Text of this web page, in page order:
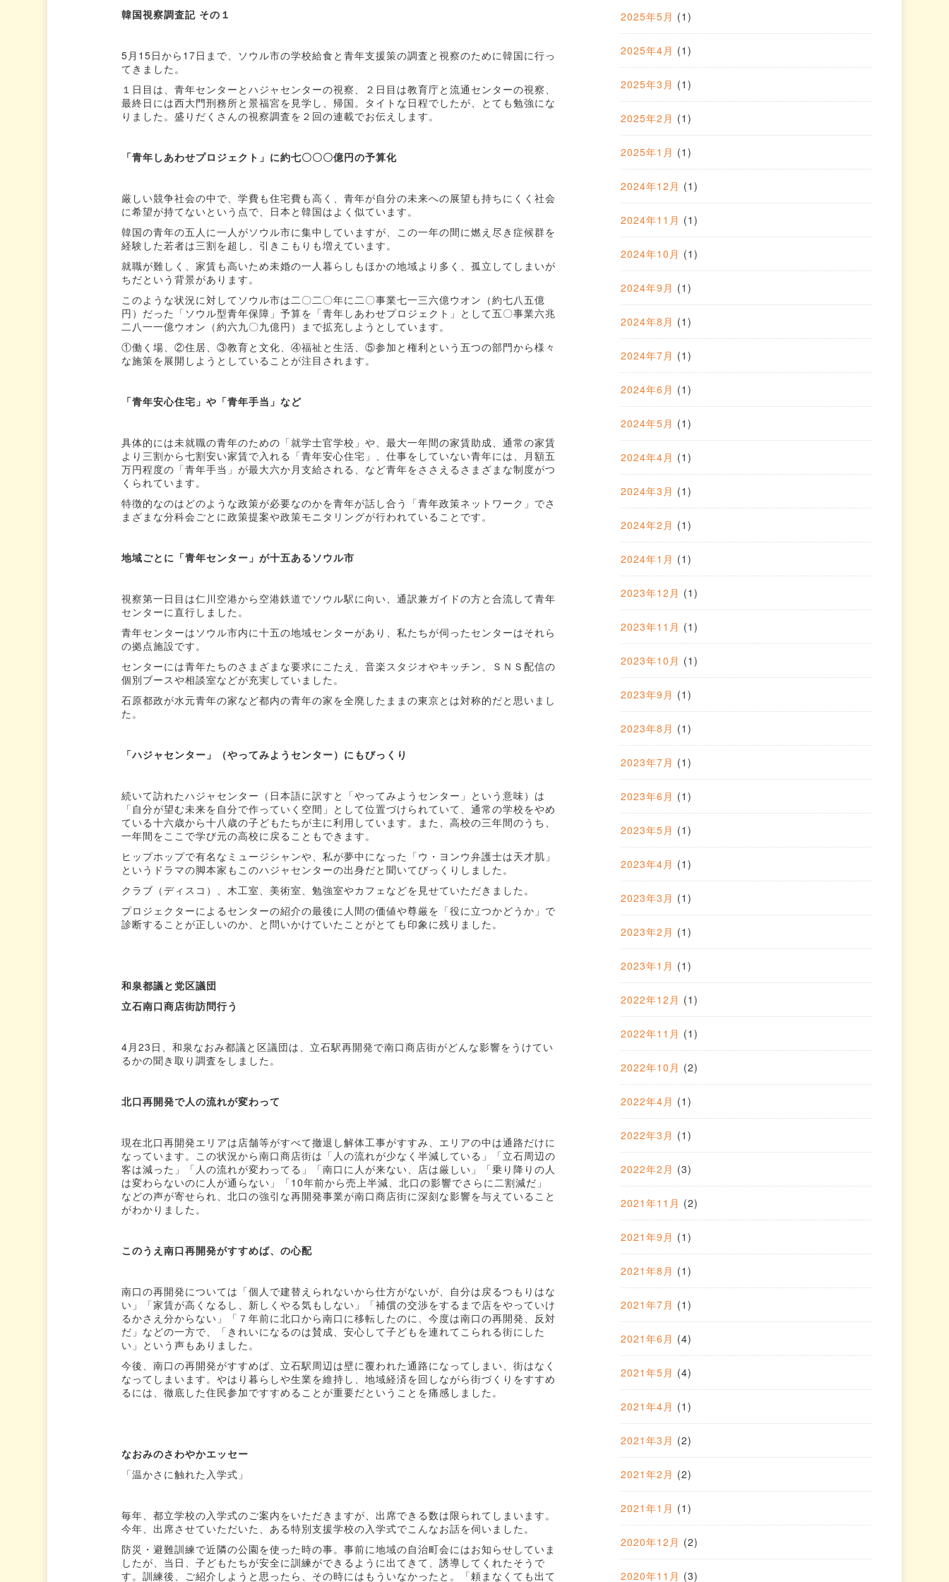
韓国視察調査記 その１
5月15日から17日まで、ソウル市の学校給食と青年支援策の調査と視察のために韓国に行っ
てきました。
１日目は、青年センターとハジャセンターの視察、２日目は教育庁と流通センターの視察、
最終日には西大門刑務所と景福宮を見学し、帰国。タイトな日程でしたが、とても勉強にな
りました。盛りだくさんの視察調査を２回の連載でお伝えします。
「青年しあわせプロジェクト」に約七〇〇〇億円の予算化
厳しい競争社会の中で、学費も住宅費も高く、青年が自分の未来への展望も持ちにくく社会
に希望が持てないという点で、日本と韓国はよく似ています。
韓国の青年の五人に一人がソウル市に集中していますが、この一年の間に燃え尽き症候群を
経験した若者は三割を超し、引きこもりも増えています。
就職が難しく、家賃も高いため未婚の一人暮らしもほかの地域より多く、孤立してしまいが
ちだという背景があります。
このような状況に対してソウル市は二〇二〇年に二〇事業七一三六億ウオン（約七八五億
円）だった「ソウル型青年保障」予算を「青年しあわせプロジェクト」として五〇事業六兆
二八一一億ウオン（約六九〇九億円）まで拡充しようとしています。
①働く場、②住居、③教育と文化、④福祉と生活、⑤参加と権利という五つの部門から様々
な施策を展開しようとしていることが注目されます。
「青年安心住宅」や「青年手当」など
具体的には未就職の青年のための「就学士官学校」や、最大一年間の家賃助成、通常の家賃
より三割から七割安い家賃で入れる「青年安心住宅」、仕事をしていない青年には、月額五
万円程度の「青年手当」が最大六か月支給される、など青年をささえるさまざまな制度がつ
くられています。
特徴的なのはどのような政策が必要なのかを青年が話し合う「青年政策ネットワーク」でさ
まざまな分科会ごとに政策提案や政策モニタリングが行われていることです。
地域ごとに「青年センター」が十五あるソウル市
視察第一日目は仁川空港から空港鉄道でソウル駅に向い、通訳兼ガイドの方と合流して青年
センターに直行しました。
青年センターはソウル市内に十五の地域センターがあり、私たちが伺ったセンターはそれら
の拠点施設です。
センターには青年たちのさまざまな要求にこたえ、音楽スタジオやキッチン、ＳＮＳ配信の
個別ブースや相談室などが充実していました。
石原都政が水元青年の家など都内の青年の家を全廃したままの東京とは対称的だと思いまし
た。
「ハジャセンター」（やってみようセンター）にもびっくり
続いて訪れたハジャセンター（日本語に訳すと「やってみようセンター」という意味）は
「自分が望む未来を自分で作っていく空間」として位置づけられていて、通常の学校をやめ
ている十六歳から十八歳の子どもたちが主に利用しています。また、高校の三年間のうち、
一年間をここで学び元の高校に戻ることもできます。
ヒップホップで有名なミュージシャンや、私が夢中になった「ウ・ヨンウ弁護士は天才肌」
というドラマの脚本家もこのハジャセンターの出身だと聞いてびっくりしました。
クラブ（ディスコ）、木工室、美術室、勉強室やカフェなどを見せていただきました。
プロジェクターによるセンターの紹介の最後に人間の価値や尊厳を「役に立つかどうか」で
診断することが正しいのか、と問いかけていたことがとても印象に残りました。
和泉都議と党区議団
立石南口商店街訪問行う
4月23日、和泉なおみ都議と区議団は、立石駅再開発で南口商店街がどんな影響をうけてい
るかの聞き取り調査をしました。
北口再開発で人の流れが変わって
現在北口再開発エリアは店舗等がすべて撤退し解体工事がすすみ、エリアの中は通路だけに
なっています。この状況から南口商店街は「人の流れが少なく半減している」「立石周辺の
客は減った」「人の流れが変わってる」「南口に人が来ない、店は厳しい」「乗り降りの人
は変わらないのに人が通らない」「10年前から売上半減、北口の影響でさらに二割減だ」
などの声が寄せられ、北口の強引な再開発事業が南口商店街に深刻な影響を与えていること
がわかりました。
このうえ南口再開発がすすめば、の心配
南口の再開発については「個人で建替えられないから仕方がないが、自分は戻るつもりはな
い」「家賃が高くなるし、新しくやる気もしない」「補償の交渉をするまで店をやっていけ
るかさえ分からない」「７年前に北口から南口に移転したのに、今度は南口の再開発、反対
だ」などの一方で、「きれいになるのは賛成、安心して子どもを連れてこられる街にした
い」という声もありました。
今後、南口の再開発がすすめば、立石駅周辺は壁に覆われた通路になってしまい、街はなく
なってしまいます。やはり暮らしや生業を維持し、地域経済を回しながら街づくりをすすめ
るには、徹底した住民参加ですすめることが重要だということを痛感しました。
なおみのさわやかエッセー
「温かさに触れた入学式」
毎年、都立学校の入学式のご案内をいただきますが、出席できる数は限られてしまいます。
今年、出席させていただいた、ある特別支援学校の入学式でこんなお話を伺いました。
防災・避難訓練で近隣の公園を使った時の事。事前に地域の自治町会にはお知らせしていま
したが、当日、子どもたちが安全に訓練ができるように出てきて、誘導してくれたそうで
す。訓練後、ご紹介しようと思ったら、その時にはもういなかったと。「頼まなくても出て
2025年5月 (1)
2025年4月 (1)
2025年3月 (1)
2025年2月 (1)
2025年1月 (1)
2024年12月 (1)
2024年11月 (1)
2024年10月 (1)
2024年9月 (1)
2024年8月 (1)
2024年7月 (1)
2024年6月 (1)
2024年5月 (1)
2024年4月 (1)
2024年3月 (1)
2024年2月 (1)
2024年1月 (1)
2023年12月 (1)
2023年11月 (1)
2023年10月 (1)
2023年9月 (1)
2023年8月 (1)
2023年7月 (1)
2023年6月 (1)
2023年5月 (1)
2023年4月 (1)
2023年3月 (1)
2023年2月 (1)
2023年1月 (1)
2022年12月 (1)
2022年11月 (1)
2022年10月 (2)
2022年4月 (1)
2022年3月 (1)
2022年2月 (3)
2021年11月 (2)
2021年9月 (1)
2021年8月 (1)
2021年7月 (1)
2021年6月 (4)
2021年5月 (4)
2021年4月 (1)
2021年3月 (2)
2021年2月 (2)
2021年1月 (1)
2020年12月 (2)
2020年11月 (3)